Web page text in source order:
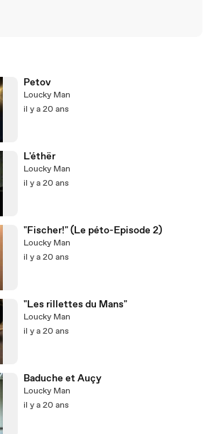
Petov
Loucky Man
il y a 20 ans
L'éthër
Loucky Man
il y a 20 ans
"Fischer!" (Le péto-Episode 2)
Loucky Man
il y a 20 ans
"Les rillettes du Mans"
Loucky Man
il y a 20 ans
Baduche et Auçy
Loucky Man
il y a 20 ans